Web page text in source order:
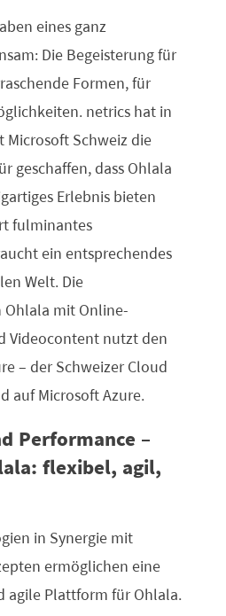
eines ganz
Die Begeisterung für
Formen, für
netrics hat in
Microsoft Schweiz die
geschaffen, dass Ohlala
Erlebnis bieten
fulminantes
ein entsprechendes
Welt. Die
Ohlala mit Online-
Videocontent nutzt den
– der Schweizer Cloud
auf Microsoft Azure.
Performance –
flexibel, agil,
in Synergie mit
ermöglichen eine
agile Plattform für Ohlala.